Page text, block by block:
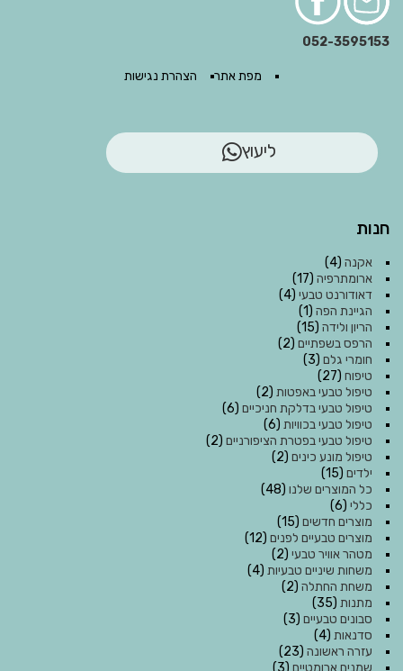
052-3595153
מפת אתר הצהרת נגישות
ליעוץ
חנות
אקנה (4)
ארומתרפיה (17)
דאודורנט טבעי (4)
הגיינת הפה (1)
הריון ולידה (15)
הרפס בשפתיים (2)
חומרי גלם (3)
טיפוח (27)
טיפול טבעי באפטות (2)
טיפול טבעי בדלקת חניכיים (6)
טיפול טבעי בכוויות (6)
טיפול טבעי בפטרת הציפורניים (2)
טיפול מונע כינים (2)
ילדים (15)
כל המוצרים שלנו (48)
כללי (6)
מוצרים חדשים (15)
מוצרים טבעיים לפנים (12)
מטהר אוויר טבעי (2)
משחות שיניים טבעיות (4)
משחת החתלה (2)
מתנות (35)
סבונים טבעיים (3)
סדנאות (4)
עזרה ראשונה (23)
שמנים ארומטיים (3)